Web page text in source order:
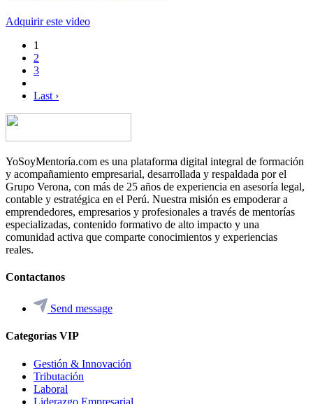
Adquirir este video
1
2
3
Last ›
YoSoyMentoría.com es una plataforma digital integral de formación
y acompañamiento empresarial, desarrollada y respaldada por el
Grupo Verona, con más de 25 años de experiencia en asesoría legal,
contable y estratégica en el Perú. Nuestra misión es empoderar a
emprendedores, empresarios y profesionales a través de mentorías
especializadas, contenido formativo de alto impacto y una
comunidad activa que comparte conocimientos y experiencias
reales.
Contactanos
Send message
Categorías VIP
Gestión & Innovación
Tributación
Laboral
Liderazgo Empresarial